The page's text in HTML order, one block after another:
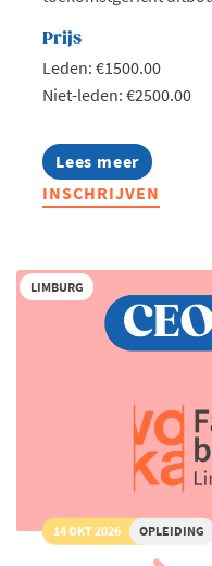
Prijs
Leden: €1500.00
Niet-leden: €2500.00
Lees meer
about
Masterclass
Good
in
de
praktijk
INSCHRIJVEN
LIMBURG
14 OKT 2026 OPLEIDING